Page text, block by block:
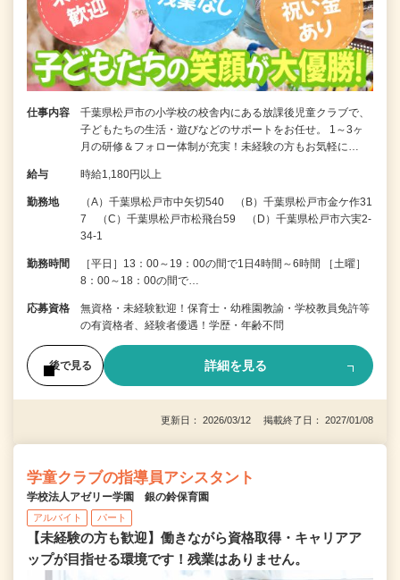
仕事内容
千葉県松戸市の小学校の校舎内にある放課後児童クラブで、
子どもたちの生活・遊びなどのサポートをお任せ。 1～3ヶ
月の研修＆フォロー体制が充実！未経験の方もお気軽に…
給与 時給1,180円以上
勤務地
（A）千葉県松戸市中矢切540 （B）千葉県松戸市金ケ作31
7 （C）千葉県松戸市松飛台59 （D）千葉県松戸市六実2-
34-1
勤務時間
［平日］13：00～19：00の間で1日4時間～6時間 ［土曜］
8：00～18：00の間で…
応募資格
無資格・未経験歓迎！保育士・幼稚園教諭・学校教員免許等
の有資格者、経験者優遇！学歴・年齢不問
後で見る 詳細を見る
更新日： 2026/03/12 掲載終了日： 2027/01/08
学童クラブの指導員アシスタント
学校法人アゼリー学園 銀の鈴保育園
アルバイト パート
【未経験の方も歓迎】働きながら資格取得・キャリアア
ップが目指せる環境です！残業はありません。